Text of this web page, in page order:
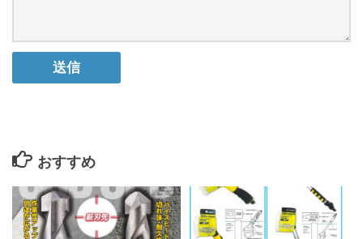
おすすめ